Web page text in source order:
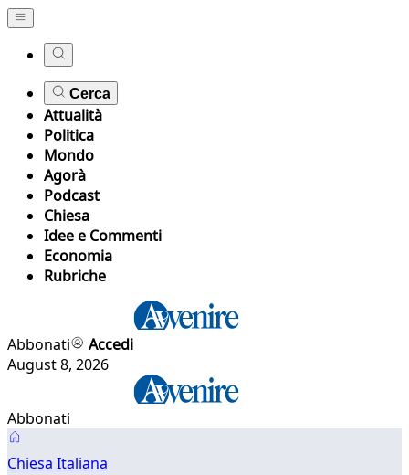
Cerca
Attualità
Politica
Mondo
Agorà
Podcast
Chiesa
Idee e Commenti
Economia
Rubriche
Abbonati
Accedi
August 8, 2026
Abbonati
Chiesa Italiana